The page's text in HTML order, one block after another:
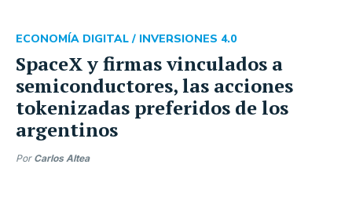
SpaceX y firmas vinculados a
semiconductores, las acciones
tokenizadas preferidos de los
argentinos
ECONOMÍA DIGITAL / INVERSIONES 4.0
Por Carlos Altea